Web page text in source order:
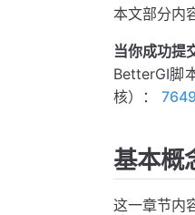
本文部分内
当你成功提
BetterGI脚
核）：
基本概
这一章节内